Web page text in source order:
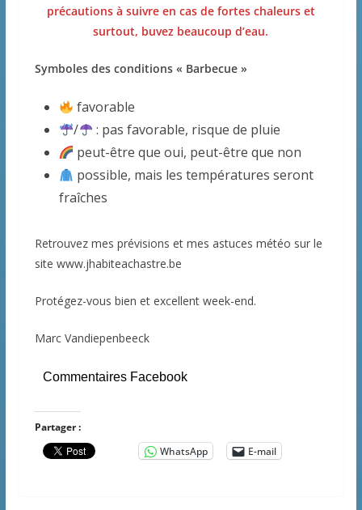
précautions à suivre en cas de fortes chaleurs et
surtout, buvez beaucoup d’eau.
Symboles des conditions « Barbecue »
favorable
/
: pas favorable, risque de pluie
peut-être que oui, peut-être que non
possible, mais les températures seront
fraîches
Retrouvez mes prévisions et mes astuces météo sur le
site www.jhabiteachastre.be
Protégez-vous bien et excellent week-end.
Marc Vandiepenbeeck
Commentaires Facebook
Partager :
WhatsApp
E-mail